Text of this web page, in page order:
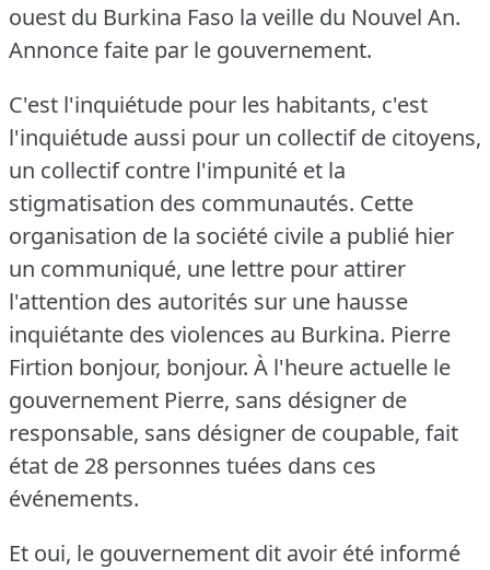
ouest du Burkina Faso la veille du Nouvel An.
Annonce faite par le gouvernement.
C'est l'inquiétude pour les habitants, c'est
l'inquiétude aussi pour un collectif de citoyens,
un collectif contre l'impunité et la
stigmatisation des communautés. Cette
organisation de la société civile a publié hier
un communiqué, une lettre pour attirer
l'attention des autorités sur une hausse
inquiétante des violences au Burkina. Pierre
Firtion bonjour, bonjour. À l'heure actuelle le
gouvernement Pierre, sans désigner de
responsable, sans désigner de coupable, fait
état de 28 personnes tuées dans ces
événements.
Et oui, le gouvernement dit avoir été informé